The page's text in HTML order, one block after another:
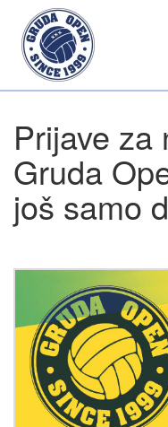
Prijave za
Gruda
još samo